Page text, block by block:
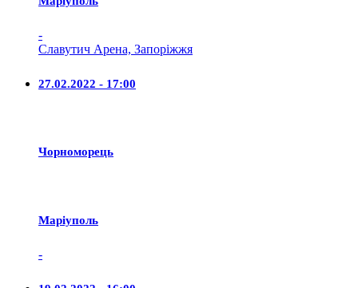
-
Славутич Арена, Запоріжжя
27.02.2022 - 17:00
Чорноморець
Маріуполь
-